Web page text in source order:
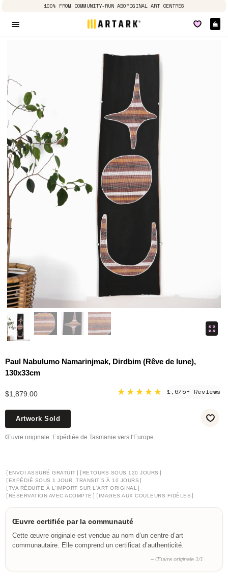
100% FROM COMMUNITY-RUN ABORIGINAL ART CENTRES
Paul Nabulumo Namarinjmak, Dirdbim (Rêve de lune),
130x33cm
$1,879.00 ★★★★★ 1,675+ Reviews
Artwork Sold
Œuvre originale. Expédiée de Tasmanie vers l'Europe.
[ ENVOI ASSURÉ GRATUIT ] [ RETOURS SOUS 120 JOURS ]
[ EXPÉDIÉ SOUS 1 JOUR, TRANSIT 5 À 10 JOURS ]
[TVA RÉDUITE À L'IMPORT SUR L'ART ORIGINAL ]
[ RÉSERVATION AVEC ACOMPTE ] [ IMAGES AUX COULEURS FIDÈLES ]
Œuvre certifiée par la communauté
Cette œuvre originale est vendue au nom d’un centre d’art
communautaire. Elle comprend un certificat d’authenticité.
– Œuvre originale 1/1